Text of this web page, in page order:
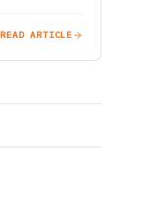
READ ARTICLE